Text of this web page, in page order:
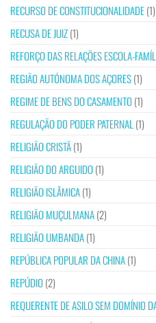
RECURSO DE CONSTITUCIONALIDADE(1)
RECUSA DE JUIZ(1)
REFORÇO DAS RELAÇÕES ESCOLA-
REGIÃO AUTÓNOMA DOS AÇORES(1)
REGIME DE BENS DO CASAMENTO (1)
REGULAÇÃO DO PODER PATERNAL (1)
RELIGIÃO CRISTÃ(1)
RELIGIÃO DO ARGUIDO (1)
RELIGIÃO ISLÂMICA(1)
RELIGIÃO MUÇULMANA(2)
RELIGIÃO UMBANDA(1)
REPÚBLICA POPULAR DA CHINA(1)
REPÚDIO (2)
REQUERENTE DE ASILO SEM DOMÍNIO